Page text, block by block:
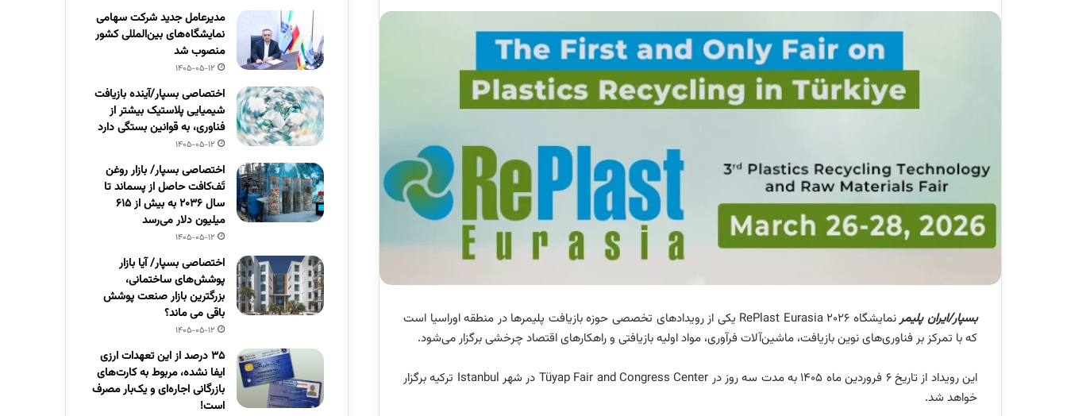
بسپار/ایران پلیمر
نمایشگاه RePlast Eurasia 2026 یکی از رویدادهای تخصصی حوزه بازیافت پلیمرها در منطقه اوراسیا است
که با تمرکز بر فناوری‌های نوین بازیافت، ماشین‌آلات فرآوری، مواد اولیه بازیافتی و راهکارهای اقتصاد چرخشی برگزار می‌شود.
این رویداد از تاریخ ۶ فروردین ماه ۱۴۰۵ به مدت سه روز در Tüyap Fair and Congress Center در شهر Istanbul ترکیه برگزار
خواهد شد.
مدیرعامل جدید شرکت سهامی
نمایشگاه‌های بین‌المللی کشور
منصوب شد
1405-05-12
اختصاصی بسپار/آینده بازیافت
شیمیایی پلاستیک بیشتر از
فناوری، به قوانین بستگی دارد
1405-05-12
اختصاصی بسپار/ بازار روغن
تَف‌کافت حاصل از پسماند تا
سال ۲۰۳۶ به بیش از ۶۱۵
میلیون دلار می‌رسد
1405-05-12
اختصاصی بسپار/ آیا بازار
پوشش‌های ساختمانی،
بزرگترین بازار صنعت پوشش
باقی می ماند؟
1405-05-12
۳۵ درصد از این تعهدات ارزی
ایفا نشده، مربوط به کارت‌های
بازرگانی اجاره‌ای و یک‌بار مصرف
است!